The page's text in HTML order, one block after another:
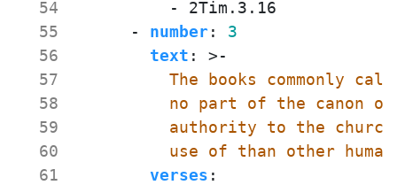
  54
  55
  56
  57
  58
  59
  60
  61
- 2Tim.3.16
- number:
3
text : >-
use of than other
verses :